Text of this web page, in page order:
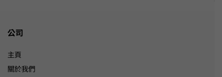
公司
主頁
關於我們